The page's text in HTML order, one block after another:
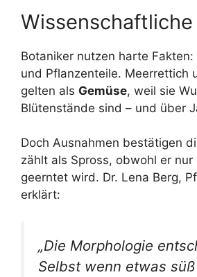
Botaniker nutzen harte
und Pflanzenteile. Meerrettich
gelten als Gemüse, weil sie
Blütenstände sind – und über
Doch Ausnahmen bestätigen
zählt als Spross, obwohl er nur
geerntet wird. Dr. Lena Berg,
erklärt:
„Die Morphologie
Selbst wenn etwas